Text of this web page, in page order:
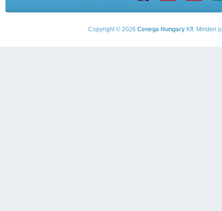
Copyright © 2026 Cenega Hungary Kft. Minden